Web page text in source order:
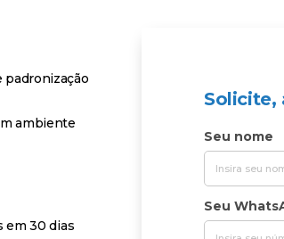
padronização
ambiente
em 30 dias
Solicite,
Seu nome
Seu